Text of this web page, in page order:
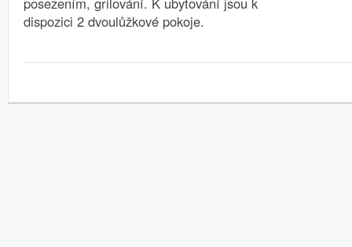
dispozici 2 dvoulůžkové pokoje.